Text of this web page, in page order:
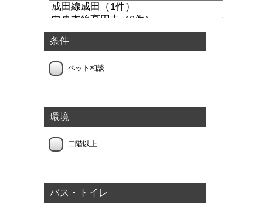
条件
ペット相談
環境
二階以上
バス・トイレ